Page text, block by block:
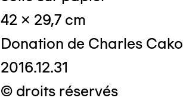
© Crédit photo : Nicolas
musée d’art moderne d’art
42 x 29,7 cm
Donation de Charles
2016.12.31
© droits réservés